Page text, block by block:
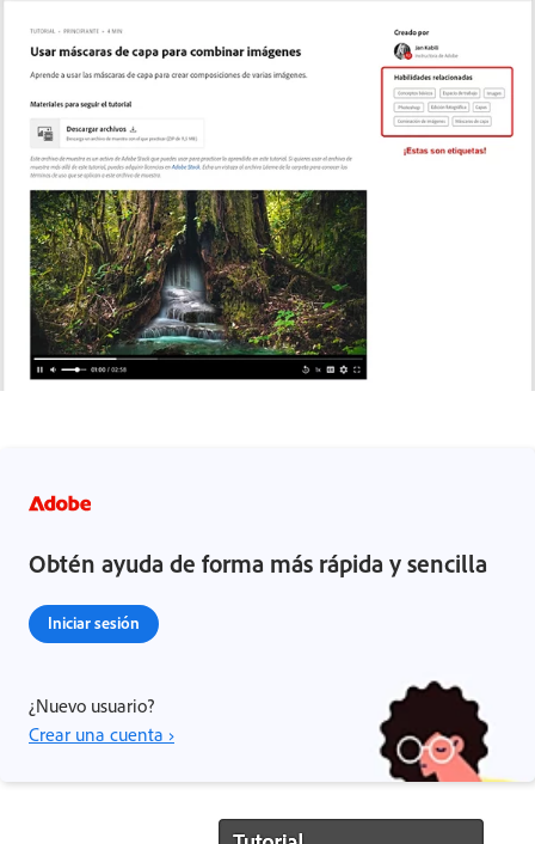
Obtén ayuda de forma más rápida y sencilla
Iniciar sesión
¿Nuevo usuario?
Crear una cuenta ›